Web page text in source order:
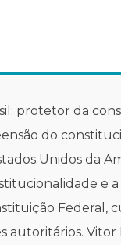
protetor da
do
Unidos da
e
Federal,
autoritários.